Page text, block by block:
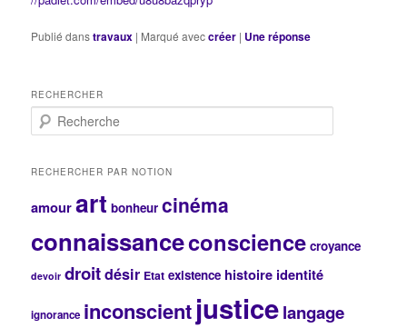
Publié danstravaux | Marqué aveccréer | Uneréponse
RECHERCHER
e
h
h
e
RECHERCHER PAR NOTION
amourart bonheur cinéma
connaissanceconscience croyance
devoir droitdésir Etat existence histoire identité
ignorance inconscientjusticelangage